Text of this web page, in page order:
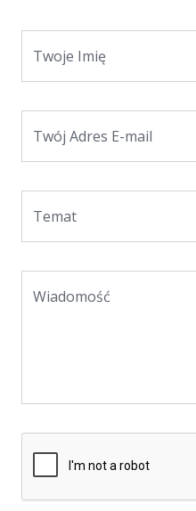
Twoje Imię
Twój Adres E-mail
Temat
Wiadomość